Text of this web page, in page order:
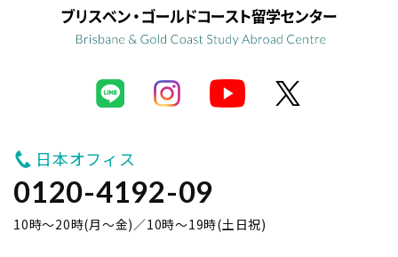
日本オフィス
0120-4192-09
10時～20時(月～金)／10時～19時(土日祝)